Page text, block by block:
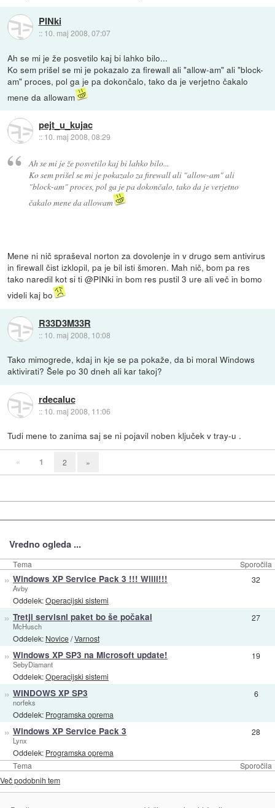
PINki
:: 10. maj 2008, 07:07
Ah se mi je že posvetilo kaj bi lahko bilo...
Ko sem prišel se mi je pokazalo za firewall ali "allow-am" ali "block-
am" proces, pol ga je pa dokončalo, tako da je verjetno čakalo
mene da allowam
pejt_u_kujac
:: 10. maj 2008, 08:29
Ah se mi je že posvetilo kaj bi lahko bilo...
Ko sem prišel se mi je pokazalo za firewall ali "allow-am" ali
"block-am" proces, pol ga je pa dokončalo, tako da je verjetno
čakalo mene da allowam
Mene ni nič spraševal norton za dovolenje in v drugo sem antivirus
in firewall čist izklopil, pa je bil isti šmoren. Mah nič, bom pa res
tako naredil kot si ti @PINki in bom res pustil 3 ure ali več in bomo
videli kaj bo
R33D3M33R
:: 10. maj 2008, 10:08
Tako mimogrede, kdaj in kje se pa pokaže, da bi moral Windows
aktivirati? Šele po 30 dneh ali kar takoj?
rdecaluc
:: 10. maj 2008, 11:06
Tudi mene to zanima saj se ni pojavil noben ključek v tray-u .
« 1 2 »
Vredno ogleda ...
Tema Sporočila
Tema Sporočila
» Windows XP Service Pack 3 !!! Wiiii!!!
Avby
Oddelek:Operacijski sistemi
32
» Tretji servisni paket bo še počakal
McHusch
Oddelek: Novice/Varnost
27
» Windows XP SP3 na Microsoft update!
SebyDiamant
Oddelek:Operacijski sistemi
19
» WINDOWS XP SP3
norfeks
Oddelek: Programska oprema
6
» Windows XP Service Pack 3
Lynx
Oddelek: Programska oprema
28
Več podobnih tem